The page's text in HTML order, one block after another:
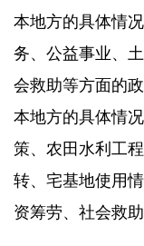
本地方的具体情
务、公益事业、
会救助等方面的
本地方的具体情
策、农田水利工
转、宅基地使用
资筹劳、社会救